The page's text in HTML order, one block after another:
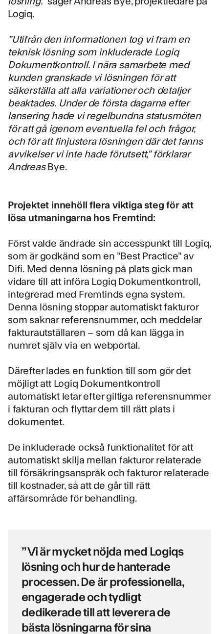
Logiq. ‍
”Utifrån den informationen tog vi fram en
teknisk lösning som inkluderade Logiq
Dokumentkontroll. I nära samarbete med
kunden granskade vi lösningen för att
säkerställa att alla variationer och detaljer
beaktades. Under de första dagarna efter
lansering hade vi regelbundna statusmöten
för att gå igenom eventuella fel och frågor,
och för att finjustera lösningen där det fanns
avvikelser vi inte hade förutsett,” förklarar
AndreasBye.
Projektet innehöll flera viktiga steg för att
lösa utmaningarna hos Fremtind:
Först valde ändrade sin accesspunkt till Logiq,
som är godkänd som en ”Best Practice” av
Difi. Med denna lösning på plats gick man
vidare till att införa Logiq Dokumentkontroll,
integrerad med Fremtinds egna system.
Denna lösning stoppar automatiskt fakturor
som saknar referensnummer, och meddelar
fakturautställaren – som då kan lägga in
numret själv via en webportal.
Därefter lades en funktion till som gör det
möjligt att Logiq Dokumentkontroll
automatiskt letar efter giltiga referensnummer
i fakturan och flyttar dem till rätt plats i
dokumentet.
De inkluderade också funktionalitet för att
automatiskt skilja mellan fakturor relaterade
till försäkringsanspråk och fakturor relaterade
till kostnader, så att de går till rätt
affärsområde för behandling.
” Vi är mycket nöjda med Logiqs
lösning och hur de hanterade
processen. De är professionella,
engagerade och tydligt
dedikerade till att leverera de
bästa lösningarna för sina